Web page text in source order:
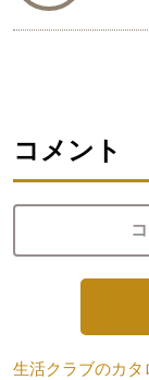
コメント
生活クラブのカタ